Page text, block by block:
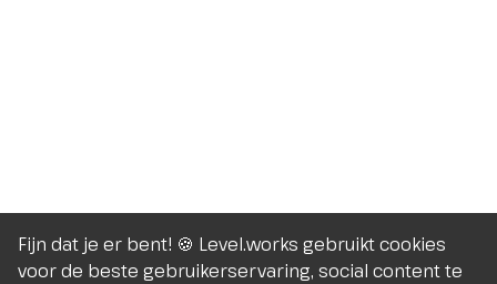
Fijn dat je er bent! 🍪 Level.works gebruikt cookies
voor de beste gebruikerservaring, social content te